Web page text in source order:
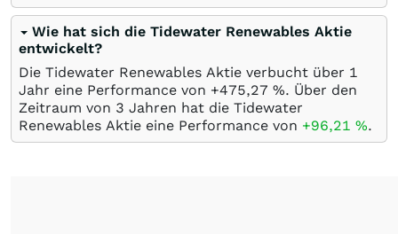
Wie hat sich die Tidewater Renewables Aktie
entwickelt?
Die Tidewater Renewables Aktie verbucht über 1
Jahr eine Performance von +475,27 %. Über den
Zeitraum von 3 Jahren hat die Tidewater
Renewables Aktie eine Performance von +96,21 %.